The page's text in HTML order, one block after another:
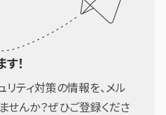
！
リティ対策の情報を、メル
せんか？ぜひご登録くださ